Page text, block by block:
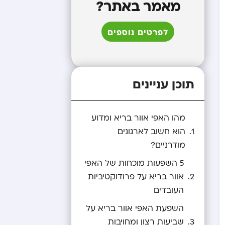
מאמר באתר?
לפרטים נוספים
תוכן עניינים
מהו האפי אוור בריא ומדוע
הוא חשוב לארגונים
מודרניים?
5 השפעות מוכחות של האפי
אוור בריא על פרודוקטיביות
העובדים
השפעת האפי אוור בריא על
שביעות רצון ומחויבות